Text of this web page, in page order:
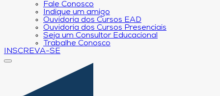
Fale Conosco
Indique um amigo
Ouvidoria dos Cursos EAD
Ouvidoria dos Cursos Presenciais
Seja um Consultor Educacional
Trabalhe Conosco
INSCREVA-SE